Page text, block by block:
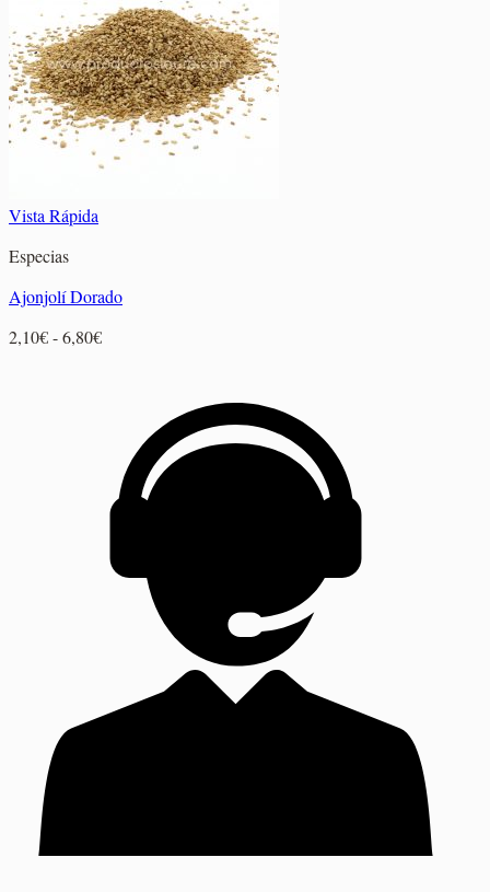
1,80€
hasta
4,65€
Vista Rápida
Especias
Ajonjolí Dorado
2,10€-6,80€Rango
hasta
6,80€